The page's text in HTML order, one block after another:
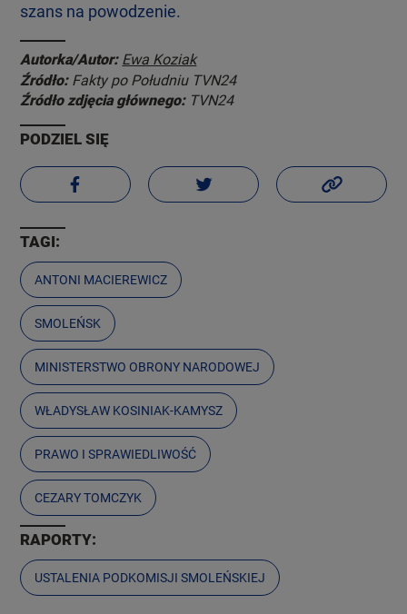
szans na powodzenie.
Autorka/Autor: Ewa Koziak
Źródło: Fakty po Południu TVN24
Źródło zdjęcia głównego: TVN24
PODZIEL SIĘ
TAGI:
ANTONI MACIEREWICZ
SMOLEŃSK
MINISTERSTWO OBRONY NARODOWEJ
WŁADYSŁAW KOSINIAK-KAMYSZ
PRAWO I SPRAWIEDLIWOŚĆ
CEZARY TOMCZYK
RAPORTY:
USTALENIA PODKOMISJI SMOLEŃSKIEJ